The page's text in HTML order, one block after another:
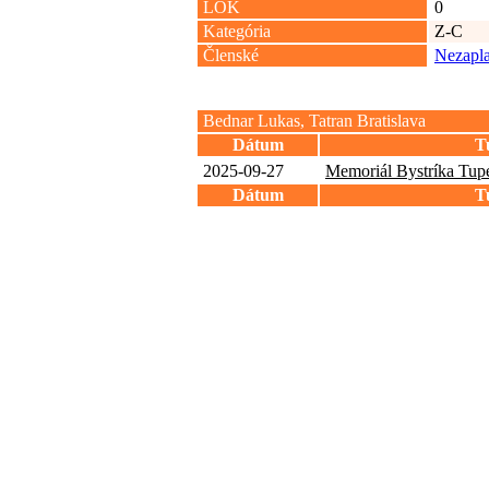
LOK
0
Kategória
Z-C
Členské
Bednar Lukas, Tatran Bratislava
Dátum
2025-09-27
Memoriál Bystríka
Dátum